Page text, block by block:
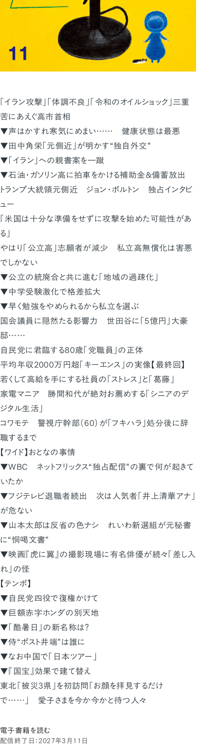
「イラン攻撃」「体調不良」「令和のオイルショック」三重
苦にあえぐ高市首相
▼声はかすれ寒気にめまい…… 健康状態は最悪
▼田中角栄「元側近」が明かす“独自外交”
▼「イラン」への親書案を一蹴
▼石油・ガソリン高に拍車をかける補助金＆備蓄放出
トランプ大統領元側近 ジョン・ボルトン 独占インタビ
ュー
「米国は十分な準備をせずに攻撃を始めた可能性があ
る」
やはり「公立高」志願者が減少 私立高無償化は害悪
でしかない
▼公立の統廃合と共に進む「地域の過疎化」
▼中学受験激化で格差拡大
▼早く勉強をやめられるから私立を選ぶ
国会議員に隠然たる影響力 世田谷に「5億円」大豪
邸……
自民党に君臨する80歳「党職員」の正体
平均年収2000万円超「キーエンス」の実像【最終回】
若くして高給を手にする社員の「ストレス」と「葛藤」
家電マニア 勝間和代が絶対お薦めする「シニアのデ
ジタル生活」
コワモテ 警視庁幹部（60）が「フキハラ」処分後に辞
職するまで
【ワイド】おとなの事情
▼WBC ネットフリックス“独占配信”の裏で何が起きて
いたか
▼フジテレビ退職者続出 次は人気者「井上清華アナ」
が危ない
▼山本太郎は反省の色ナシ れいわ新選組が元秘書
に“恫喝文書”
▼映画『虎に翼』の撮影現場に有名俳優が続々「差し入
れ」の怪
【テンポ】
▼自民党四役で復権かけて
▼巨額赤字ホンダの別天地
▼「酷暑日」の新名称は？
▼侍“ポスト井端”は誰に
▼なお中国で「日本ツアー」
▼『国宝』効果で建て替え
東北「被災3県」を初訪問「お顔を拝見するだけ
で……」 愛子さまを今か今かと待つ人々
電子書籍を読む
配信終了日：2027年3月11日